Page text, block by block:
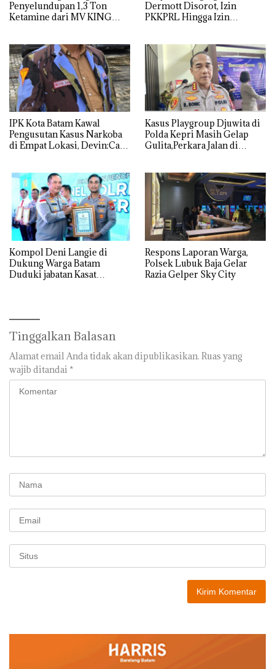
Penyelundupan 1,3 Ton
Ketamine dari MV KING
Dermott Disorot, Izin
PKKPRL Hingga Izin
IPK Kota Batam Kawal
Pengusutan Kasus Narkoba
di Empat Lokasi, Devin:Cari
Kasus Playgroup Djuwita di
Polda Kepri Masih Gelap
Gulita,Perkara Jalan di
Kompol Deni Langie di
Dukung Warga Batam
Duduki jabatan Kasat
Respons Laporan Warga,
Polsek Lubuk Baja Gelar
Razia Gelper Sky City
Tinggalkan Balasan
Alamat email Anda tidak akan dipublikasikan. Ruas yang
wajib ditandai *